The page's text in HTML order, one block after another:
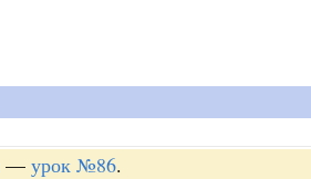
— урок №86.